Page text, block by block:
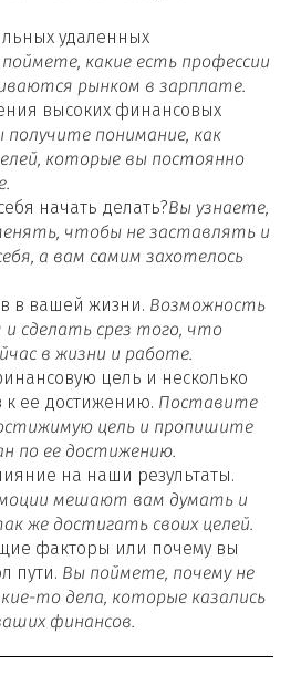
удаленных
какие есть профессии
рынком в зарплате.
высоких финансовых
получите понимание, как
которые вы постоянно
начать делать?Вы узнаете,
чтобы не заставлять и
а вам самим захотелось
в вашей жизни. Возможность
сделать срез того, что
в жизни и работе.
цель и несколько
к ее достижению. Поставите
цель и пропишите
по ее достижению.
на наши результаты.
мешают вам думать и
же достигать своих целей.
факторы или почему вы
пути. Вы поймете, почему не
то дела, которые казались
финансов.